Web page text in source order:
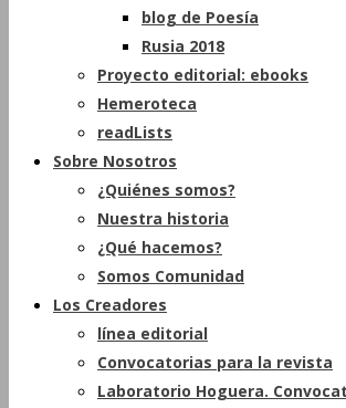
blog de Poesía
Rusia 2018
Proyecto editorial: ebooks
Hemeroteca
readLists
Sobre Nosotros
¿Quiénes somos?
Nuestra historia
¿Qué hacemos?
Somos Comunidad
Los Creadores
línea editorial
Convocatorias para la revista
Laboratorio Hoguera.